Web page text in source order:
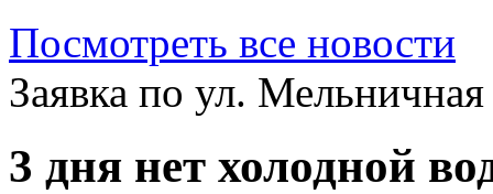
Посмотреть все новости
Заявка по ул.
3 дня нет холодной